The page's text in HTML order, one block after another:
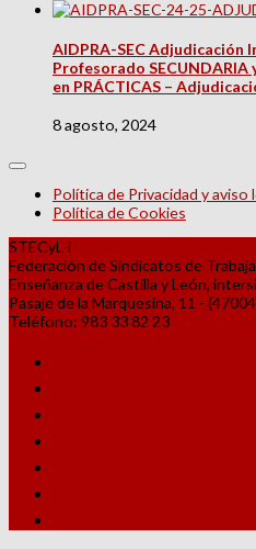
AIDPRA-SEC Adjudicación
Profesorado
en PRÁCTICAS –
8 agosto, 2024
Política de Privacidad y aviso
Política de Cookies
STECyL-i
Federación de Sindicatos de
Enseñanza de Castilla y León,
Pasaje de la Marquesina, 11 -
Teléfono: 983 33 82 23